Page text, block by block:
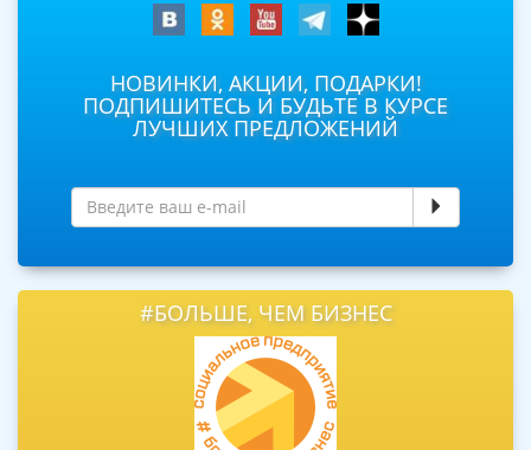
НОВИНКИ, АКЦИИ, ПОДАРКИ!
ПОДПИШИТЕСЬ И БУДЬТЕ В КУРСЕ
ЛУЧШИХ ПРЕДЛОЖЕНИЙ
#БОЛЬШЕ, ЧЕМ БИЗНЕС